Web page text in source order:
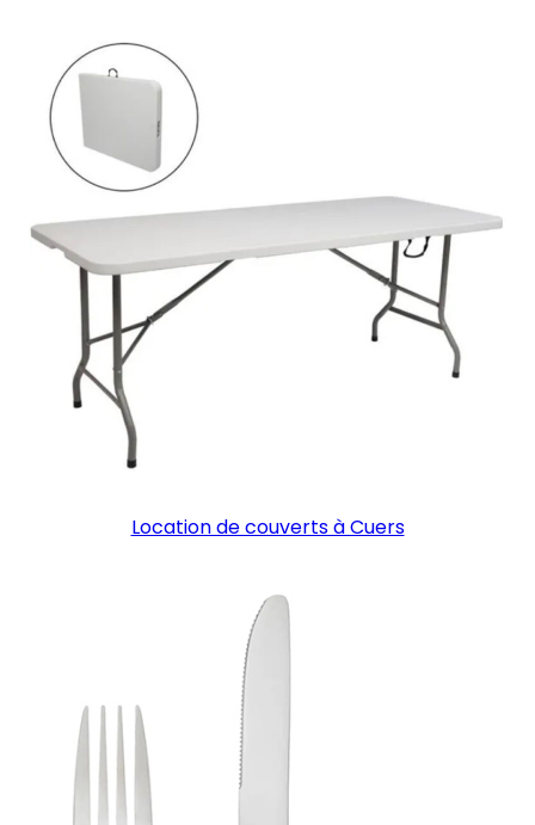
Location de couverts à Cuers